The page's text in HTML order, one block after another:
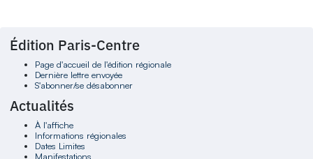
Édition Paris-Centre
Page d'accueil de l'édition régionale
Dernière lettre envoyée
S'abonner/se désabonner
Actualités
À l'affiche
Informations régionales
Dates Limites
Manifestations